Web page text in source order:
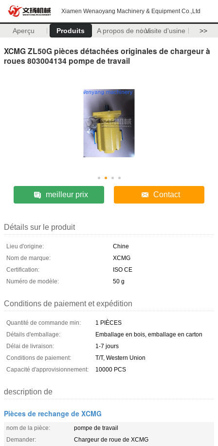
Xiamen Wenaoyang Machinery & Equipment Co.,Ltd
Aperçu Produits A propos de nousVisite d'usine >>
XCMG ZL50G pièces détachées originales de chargeur à
roues 803004134 pompe de travail
meilleur prix Contact
Détails sur le produit
Lieu d'origine:
Chine
Nom de marque:
XCMG
Certification:
ISO CE
Numéro de modèle:
50 g
Conditions de paiement et expédition
Quantité de commande min:
1 PIÈCES
Détails d'emballage:
Emballage en bois, emballage en carton
Délai de livraison:
1-7 jours
Conditions de paiement:
T/T, Western Union
Capacité d'approvisionnement:
10000 PCS
description de
Pièces de rechange de XCMG
nom de la pièce:
pompe de travail
Demander:
Chargeur de roue de XCMG